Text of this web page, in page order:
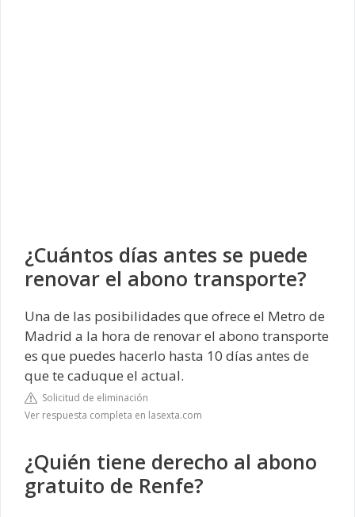
¿Cuántos días antes se puede
renovar el abono transporte?
Una de las posibilidades que ofrece el Metro de
Madrid a la hora de renovar el abono transporte
es que puedes hacerlo hasta 10 días antes de
que te caduque el actual.
Solicitud de eliminación
Ver respuesta completa en lasexta.com
¿Quién tiene derecho al abono
gratuito de Renfe?